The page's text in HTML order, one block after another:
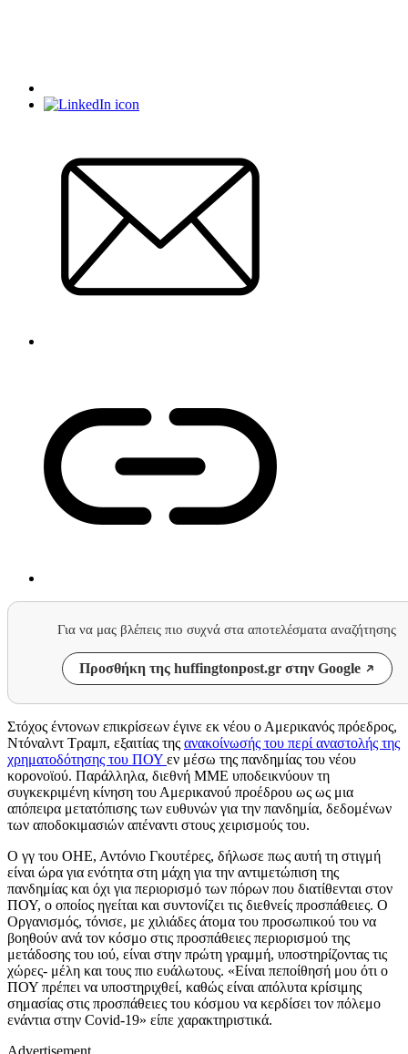
Για να μας βλέπεις πιο συχνά στα αποτελέσματα αναζήτησης
Προσθήκη της huffingtonpost.gr στην Google
Στόχος έντονων επικρίσεων έγινε εκ νέου ο Αμερικανός πρόεδρος,
Ντόναλντ Τραμπ, εξαιτίας της ανακοίνωσής του περί αναστολής της
χρηματοδότησης του ΠΟΥ εν μέσω της πανδημίας του νέου
κορονοϊού. Παράλληλα, διεθνή ΜΜΕ υποδεικνύουν τη
συγκεκριμένη κίνηση του Αμερικανού προέδρου ως ως μια
απόπειρα μετατόπισης των ευθυνών για την πανδημία, δεδομένων
των αποδοκιμασιών απέναντι στους χειρισμούς του.
Ο γγ του ΟΗΕ, Αντόνιο Γκουτέρες, δήλωσε πως αυτή τη στιγμή
είναι ώρα για ενότητα στη μάχη για την αντιμετώπιση της
πανδημίας και όχι για περιορισμό των πόρων που διατίθενται στον
ΠΟΥ, ο οποίος ηγείται και συντονίζει τις διεθνείς προσπάθειες. Ο
Οργανισμός, τόνισε, με χιλιάδες άτομα του προσωπικού του να
βοηθούν ανά τον κόσμο στις προσπάθειες περιορισμού της
μετάδοσης του ιού, είναι στην πρώτη γραμμή, υποστηρίζοντας τις
χώρες- μέλη και τους πιο ευάλωτους. «Είναι πεποίθησή μου ότι ο
ΠΟΥ πρέπει να υποστηριχθεί, καθώς είναι απόλυτα κρίσιμης
σημασίας στις προσπάθειες του κόσμου να κερδίσει τον πόλεμο
ενάντια στην Covid-19» είπε χαρακτηριστικά.
Advertisement